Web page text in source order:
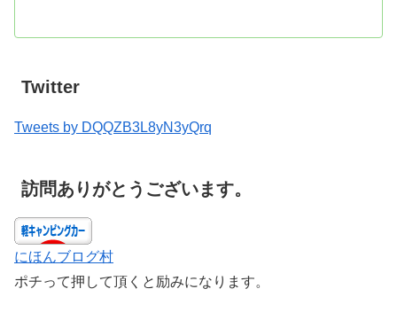
Twitter
Tweets by DQQZB3L8yN3yQrq
訪問ありがとうございます。
にほんブログ村
ポチって押して頂くと励みになります。